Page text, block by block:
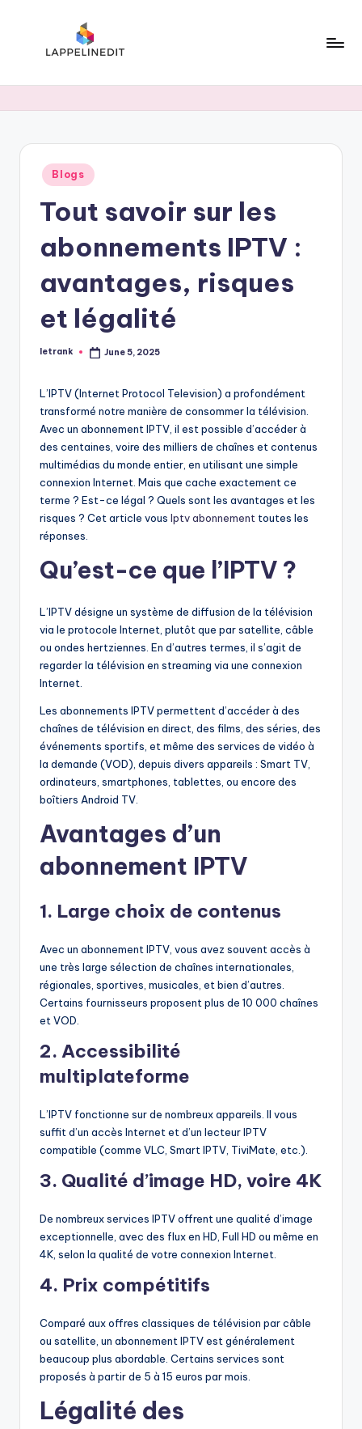
Posted
in
Blogs
Tout savoir sur les
abonnements IPTV :
avantages, risques
et légalité
Posted
letrank June 5, 2025
L’IPTV (Internet Protocol Television) a profondément
transformé notre manière de consommer la télévision.
Avec un abonnement IPTV, il est possible d’accéder à
des centaines, voire des milliers de chaînes et contenus
multimédias du monde entier, en utilisant une simple
connexion Internet. Mais que cache exactement ce
terme ? Est-ce légal ? Quels sont les avantages et les
risques ? Cet article vous Iptv abonnement toutes les
réponses.
Qu’est-ce que l’IPTV ?
L’IPTV désigne un système de diffusion de la télévision
via le protocole Internet, plutôt que par satellite, câble
ou ondes hertziennes. En d’autres termes, il s’agit de
regarder la télévision en streaming via une connexion
Internet.
Les abonnements IPTV permettent d’accéder à des
chaînes de télévision en direct, des films, des séries, des
événements sportifs, et même des services de vidéo à
la demande (VOD), depuis divers appareils : Smart TV,
ordinateurs, smartphones, tablettes, ou encore des
boîtiers Android TV.
Avantages d’un
abonnement IPTV
1. Large choix de contenus
Avec un abonnement IPTV, vous avez souvent accès à
une très large sélection de chaînes internationales,
régionales, sportives, musicales, et bien d’autres.
Certains fournisseurs proposent plus de 10 000 chaînes
et VOD.
2. Accessibilité
multiplateforme
L’IPTV fonctionne sur de nombreux appareils. Il vous
suffit d’un accès Internet et d’un lecteur IPTV
compatible (comme VLC, Smart IPTV, TiviMate, etc.).
3. Qualité d’image HD, voire 4K
De nombreux services IPTV offrent une qualité d’image
exceptionnelle, avec des flux en HD, Full HD ou même en
4K, selon la qualité de votre connexion Internet.
4. Prix compétitifs
Comparé aux offres classiques de télévision par câble
ou satellite, un abonnement IPTV est généralement
beaucoup plus abordable. Certains services sont
proposés à partir de 5 à 15 euros par mois.
Légalité des